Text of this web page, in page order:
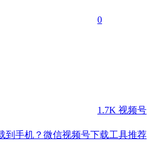
0
1.7K 视频号
到手机？微信视频号下载工具推荐